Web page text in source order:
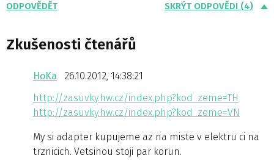
ODPOVĚDĚT SKRÝT ODPOVĚDI (4)
Zkušenosti čtenářů
HoKa
26.10.2012, 14:38:21
http://zasuvky.hw.cz/index.php?kod_zeme=TH
http://zasuvky.hw.cz/index.php?kod_zeme=VN
My si adapter kupujeme az na miste v elektru ci na
trznicich. Vetsinou stoji par korun.